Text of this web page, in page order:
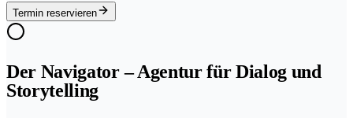
Termin reservieren
Der Navigator – Agentur für Dialog und
Storytelling